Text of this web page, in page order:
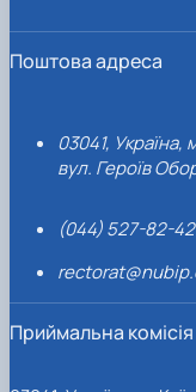
Поштова адреса
03041, Україна,
вул. Героїв
(044) 527-82-42
Приймальна комісія